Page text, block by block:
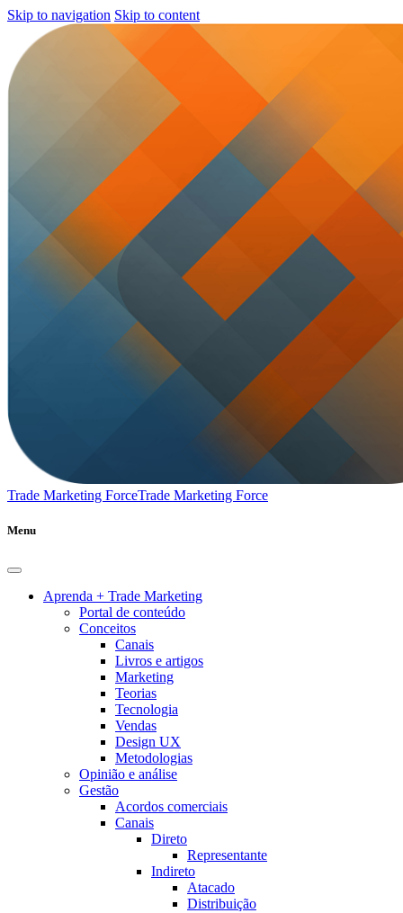
Skip to navigation Skip to content
Trade Marketing ForceTrade Marketing Force
Menu
Aprenda + Trade Marketing
Portal de conteúdo
Conceitos
Canais
Livros e artigos
Marketing
Teorias
Tecnologia
Vendas
Design UX
Metodologias
Opinião e análise
Gestão
Acordos comerciais
Canais
Direto
Representante
Indireto
Atacado
Distribuição